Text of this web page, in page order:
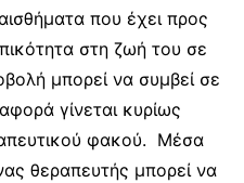
που έχει προς
στη ζωή του σε
μπορεί να συμβεί σε
γίνεται κυρίως
φακού. Μέσα
θεραπευτής μπορεί να